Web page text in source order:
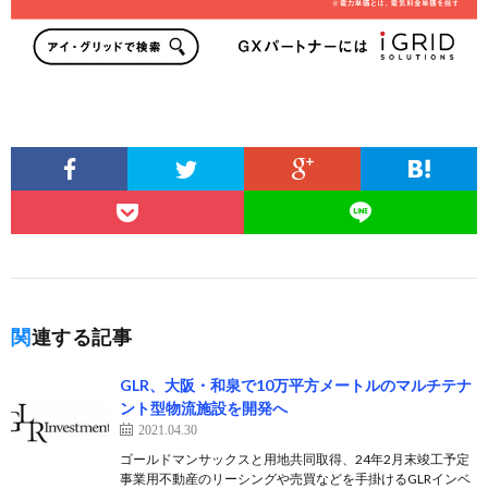
関連する記事
GLR、大阪・和泉で10万平方メートルのマルチテナ
ント型物流施設を開発へ
2021.04.30
ゴールドマンサックスと用地共同取得、24年2月末竣工予定
事業用不動産のリーシングや売買などを手掛けるGLRインベ